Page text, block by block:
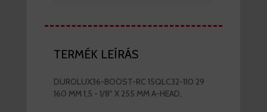
TERMÉK LEÍRÁS
DUROLUX36-BOOST-RC 15QLC32-110 29
160 MM 1,5 - 1/8" X 255 MM A-HEAD,